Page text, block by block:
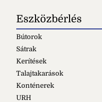
Eszközbérlés
Bútorok
Sátrak
Kerítések
Talajtakarások
Konténerek
URH